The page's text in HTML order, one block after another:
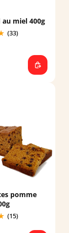
miel 400g
(33)
pomme
(15)